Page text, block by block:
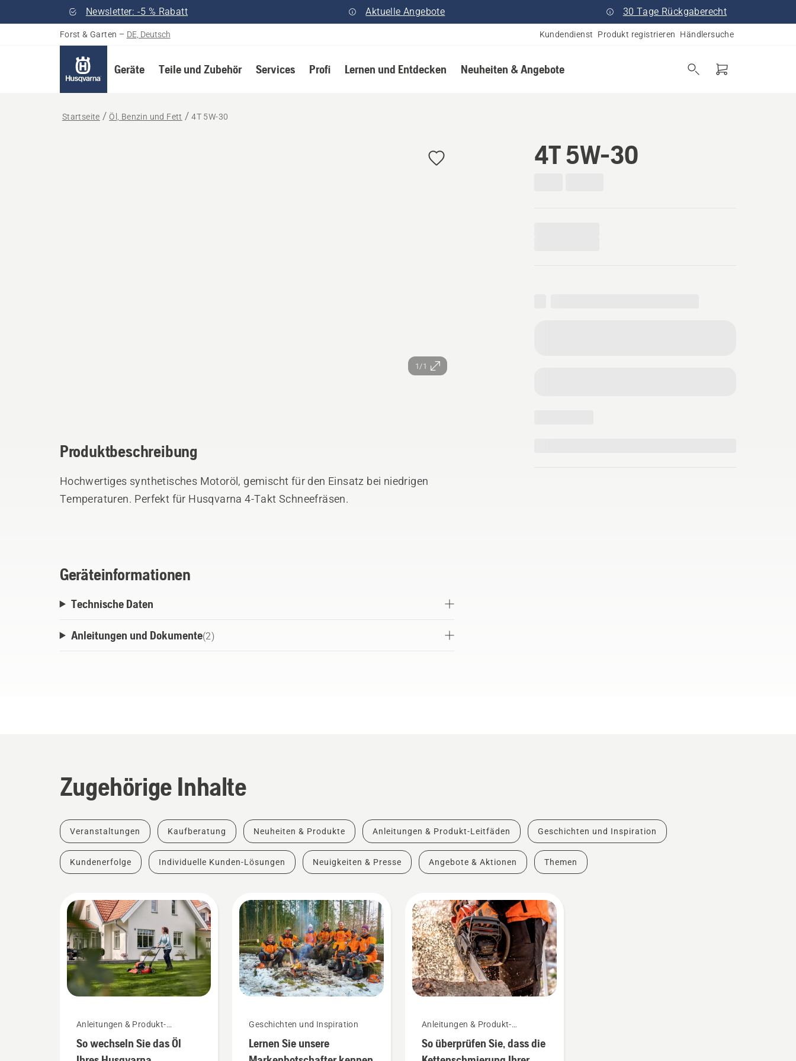
Newsletter: -5 % Rabatt Aktuelle Angebote 30 Tage Rückgaberecht
Forst & Garten – DE, Deutsch Kundendienst Produkt registrieren Händlersuche
Geräte Teile und Zubehör Services Profi Lernen und Entdecken Neuheiten & Angebote
Startseite Öl, Benzin und Fett 4T 5W-30
1/1
4T 5W-30
Produktbeschreibung
Hochwertiges synthetisches Motoröl, gemischt für den Einsatz bei niedrigen
Temperaturen. Perfekt für Husqvarna 4-Takt Schneefräsen.
Geräteinformationen
Technische Daten
Anleitungen und Dokumente(2)
Zugehörige Inhalte
Veranstaltungen Kaufberatung Neuheiten & Produkte Anleitungen & Produkt-Leitfäden Geschichten und Inspiration
Kundenerfolge Individuelle Kunden-Lösungen Neuigkeiten & Presse Angebote & Aktionen Themen
Anleitungen & Produkt-
So wechseln Sie das Öl
Geschichten und Inspiration
Lernen Sie unsere
Anleitungen & Produkt-
So überprüfen Sie, dass die